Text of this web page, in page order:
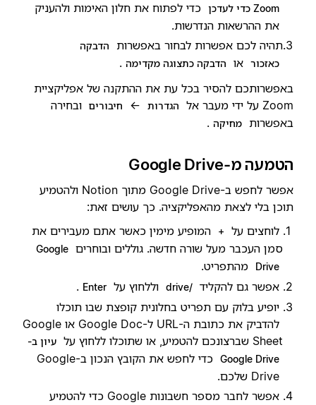
Zoom כדי לעדכן
כדי לפתוח את חלון האימות ולהעניק
את ההרשאות הנדרשות.
תהיה לכם אפשרות לבחור באפשרות
הדבקה
כאזכור או הדבקה כתצוגה מקדימה .
באפשרותכם להסיר בכל עת את ההתקנה של אפליקציית
Zoom על ידי מעבר אל
הגדרות ← חיבורים ובחירה
באפשרות
מחיקה .
הטמעה מ-Google Drive
אפשר לחפש ב-Google Drive מתוך Notion ולהטמיע
תוכן בלי לצאת מהאפליקציה. כך עושים זאת:
לוחצים על
+
המופיע מימין כאשר אתם מעבירים את
סמן העכבר מעל שורה חדשה. גוללים ובוחרים Google
Drive
מהתפריט.
אפשר גם להקליד /drive וללחוץ על Enter
.
יופיע בלוק עם תפריט בחלונית קופצת שבו תוכלו
להדביק את כתובת ה-URL ל-Google Doc או Google
Sheet שברצונכם להטמיע, או שתוכלו ללחוץ על
עיון ב-
Google Drive
כדי לחפש את הקובץ הנכון ב-Google
Drive שלכם.
אפשר לחבר מספר חשבונות Google כדי להטמיע